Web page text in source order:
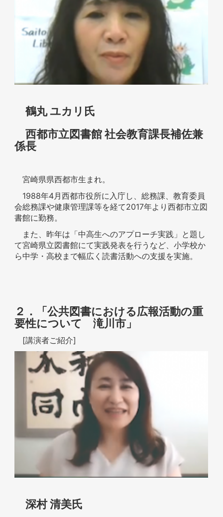
鶴丸 ユカリ氏
西都市立図書館 社会教育課長補佐兼
係長
宮崎県県西都市生まれ。
1988年4月西都市役所に入庁し、総務課、教育委員
会総務課や健康管理課等を経て2017年より西都市立図
書館に勤務。
また、昨年は「中高生へのアプローチ実践」と題し
て宮崎県立図書館にて実践発表を行うなど、小学校か
ら中学・高校まで幅広く読書活動への支援を実施。
２．「公共図書における広報活動の重
要性について 滝川市」
[講演者ご紹介]
深村 清美氏